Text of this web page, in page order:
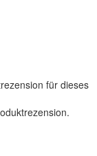
für dieses
.